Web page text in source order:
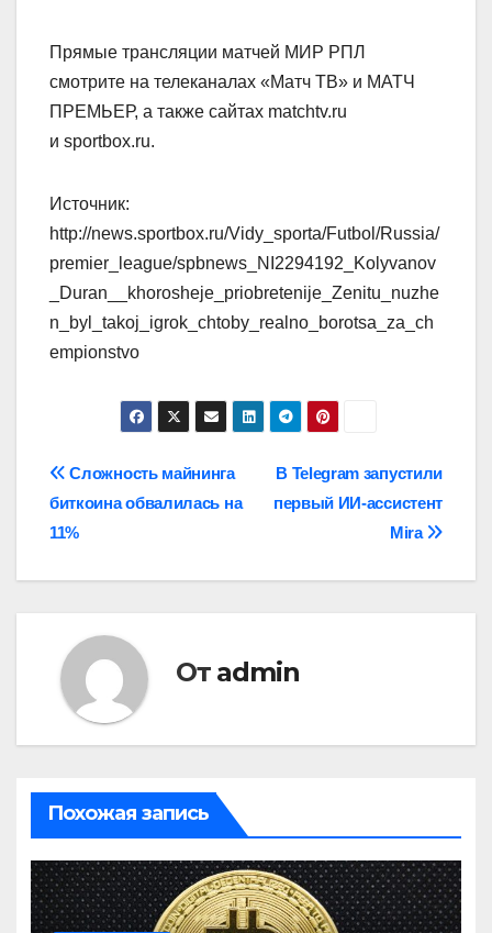
Прямые трансляции матчей МИР РПЛ
смотрите на телеканалах «Матч ТВ» и МАТЧ
ПРЕМЬЕР, а также сайтах matchtv.ru
и sportbox.ru.
Источник:
http://news.sportbox.ru/Vidy_sporta/Futbol/Russia/
premier_league/spbnews_NI2294192_Kolyvanov
_Duran__khorosheje_priobretenije_Zenitu_nuzhe
n_byl_takoj_igrok_chtoby_realno_borotsa_za_ch
empionstvo
Навигация
по
записям
В Telegram запустили
первый ИИ-ассистент
Mira
Сложность майнинга
биткоина обвалилась на
11%
От admin
Похожая запись